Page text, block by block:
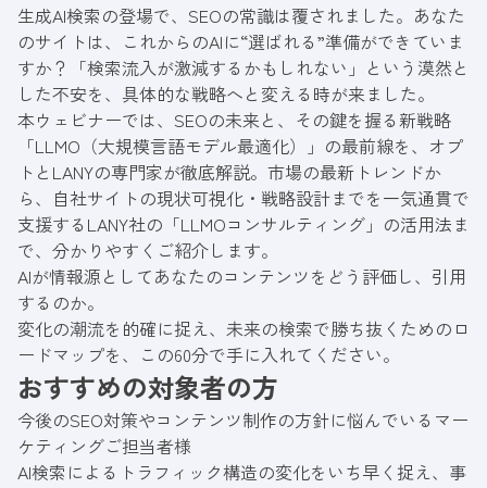
生成AI検索の登場で、SEOの常識は覆されました。あなた
のサイトは、これからのAIに“選ばれる”準備ができていま
すか？「検索流入が激減するかもしれない」という漠然と
した不安を、具体的な戦略へと変える時が来ました。
本ウェビナーでは、SEOの未来と、その鍵を握る新戦略
「LLMO（大規模言語モデル最適化）」の最前線を、オプ
トとLANYの専門家が徹底解説。市場の最新トレンドか
ら、自社サイトの現状可視化・戦略設計までを一気通貫で
支援するLANY社の「LLMOコンサルティング」の活用法ま
で、分かりやすくご紹介します。
AIが情報源としてあなたのコンテンツをどう評価し、引用
するのか。
変化の潮流を的確に捉え、未来の検索で勝ち抜くためのロ
ードマップを、この60分で手に入れてください。
おすすめの対象者の方
今後のSEO対策やコンテンツ制作の方針に悩んでいるマー
ケティングご担当者様
AI検索によるトラフィック構造の変化をいち早く捉え、事